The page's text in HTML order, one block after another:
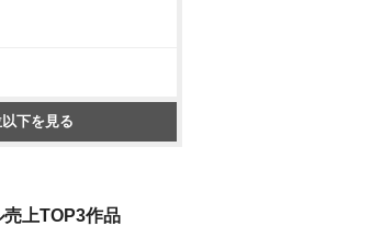
下を見る
上TOP3作品